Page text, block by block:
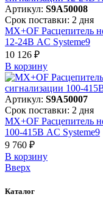
Артикул: S9A50008
Срок поставки: 2 дня
MX+OF Расцепитель
12-24В AC Systeme9
10 126 ₽
В корзинy
Артикул: S9A50007
Срок поставки: 2 дня
MX+OF Расцепитель
100-415В AC Systeme9
9 760 ₽
В корзинy
Вверх
Каталог